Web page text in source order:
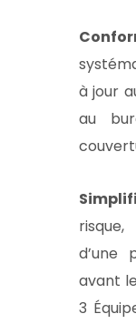
à jour
au
d’une
avant
3